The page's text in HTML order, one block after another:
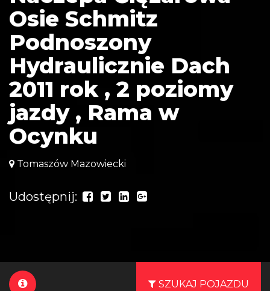
Osie Schmitz
Podnoszony
Hydraulicznie Dach
2011 rok , 2 poziomy
jazdy , Rama w
Ocynku
Tomaszów Mazowiecki
Udostępnij:
SZUKAJ POJAZDU